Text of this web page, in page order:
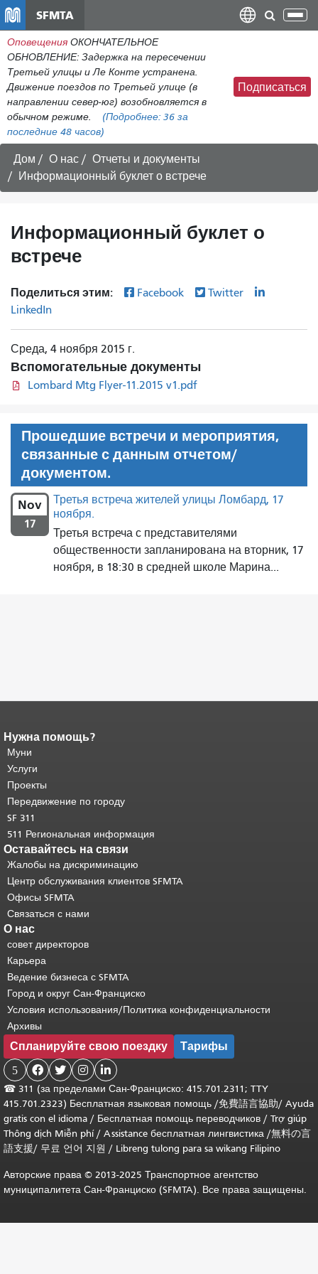
содержанию
SFMTA
Оповещения ОКОНЧАТЕЛЬНОЕ
ОБНОВЛЕНИЕ: Задержка на пересечении
Третьей улицы и Ле Конте устранена.
Движение поездов по Третьей улице (в
направлении север-юг) возобновляется в
обычном режиме.
(Подробнее: 36 за
последние 48 часов)
Подписаться
Дом О нас
Отчеты и документы
Информационный буклет о встрече
Информационный буклет о
встрече
Поделиться этим: Facebook
Twitter
LinkedIn
Среда, 4 ноября 2015 г.
Вспомогательные документы
Lombard Mtg Flyer-11.2015 v1.pdf
Прошедшие встречи и мероприятия,
связанные с данным отчетом/
документом.
Nov
17
Третья встреча жителей улицы Ломбард, 17
ноября.
Третья встреча с представителями
общественности запланирована на вторник, 17
ноября, в 18:30 в средней школе Марина...
Конец содержимого
страницы.
страницы повторяется на каждой
странице.
основного содержимого .
Нужна помощь?
Муни
Услуги
Проекты
Передвижение по городу
SF 311
511 Региональная информация
Оставайтесь на связи
Жалобы на дискриминацию
Центр обслуживания клиентов SFMTA
Офисы SFMTA
Связаться с нами
О нас
совет директоров
Карьера
Ведение бизнеса с SFMTA
Город и округ Сан-Франциско
Условия использования/Политика конфиденциальности
Архивы
Спланируйте свою поездку Тарифы
5    
☎ 311 (за пределами Сан-Франциско: 415.701.2311; TTY
415.701.2323) Бесплатная языковая помощь /免費語言協助/ Ayuda
gratis con el idioma / Бесплатная помощь переводчиков / Trợ giúp
Thông dịch Miễn phí/ Assistance бесплатная лингвистика /無料の言
語支援/ 무료 언어 지원 / Libreng tulong para sa wikang Filipino
Авторские права © 2013-2025 Транспортное агентство
муниципалитета Сан-Франциско (SFMTA). Все права защищены.